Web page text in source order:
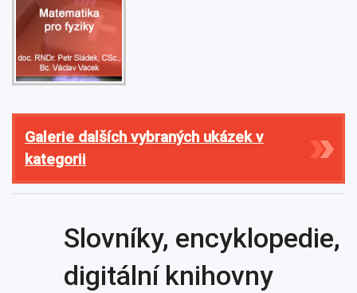
Galerie dalších vybraných ukázek v
kategorii
Slovníky, encyklopedie,
digitální knihovny